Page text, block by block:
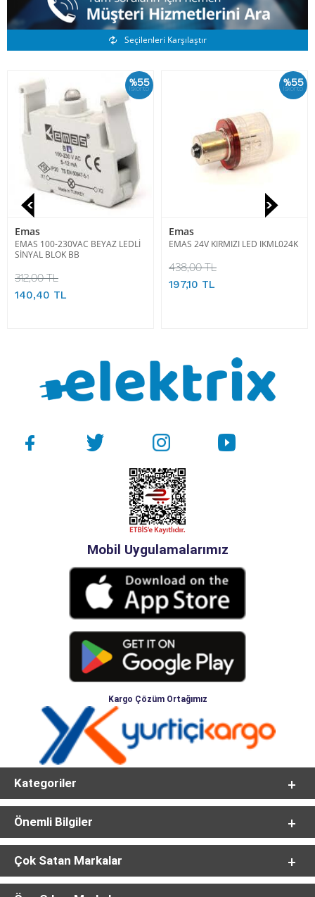
Benzer Ürünler
Seçilenleri Karşılaştır
%55
İskonto
Emas
EMAS 100-230VAC BEYAZ LEDLİ
SİNYAL BLOK BB
312,00 TL
140,40 TL
%55
İskonto
Emas
EMAS 24V KIRMIZI LED IKML024K
438,00 TL
197,10 TL
Mobil Uygulamalarımız
Kargo Çözüm Ortağımız
Kategoriler
Önemli Bilgiler
Çok Satan Markalar